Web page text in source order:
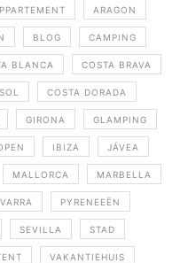
ARAGON
BLOG CAMPING
BLANCA COSTA BRAVA
COSTA DORADA
GIRONA GLAMPING
IBIZA JÁVEA
MALLORCA MARBELLA
PYRENEEËN
SEVILLA STAD
VAKANTIEHUIS